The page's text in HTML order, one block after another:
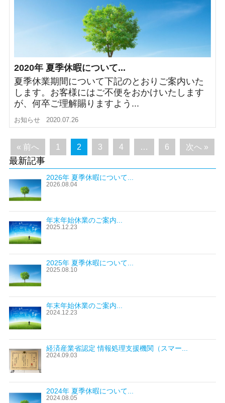
2020年 夏季休暇について...
夏季休業期間について下記のとおりご案内いた
します。お客様にはご不便をおかけいたします
が、何卒ご理解賜りますよう...
お知らせ 2020.07.26
« 前へ 1 2 3 4 … 6 次へ »
最新記事
2026年 夏季休暇について...
2026.08.04
年末年始休業のご案内...
2025.12.23
2025年 夏季休暇について...
2025.08.10
年末年始休業のご案内...
2024.12.23
経済産業省認定 情報処理支援機関（スマー...
2024.09.03
2024年 夏季休暇について...
2024.08.05